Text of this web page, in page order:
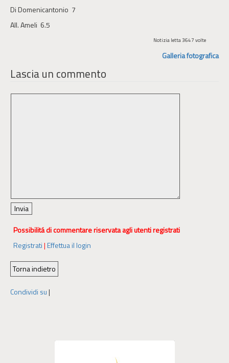
Di Domenicantonio 7
All. Ameli 6.5
Notizia letta 3647 volte
Galleria fotografica
Lascia un commento
Possibilitá di commentare riservata agli utenti registrati
Registrati|Effettua il login
Condividi su|